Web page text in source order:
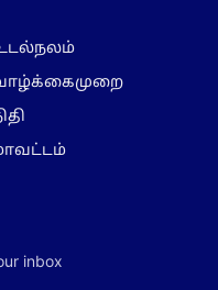
inbox